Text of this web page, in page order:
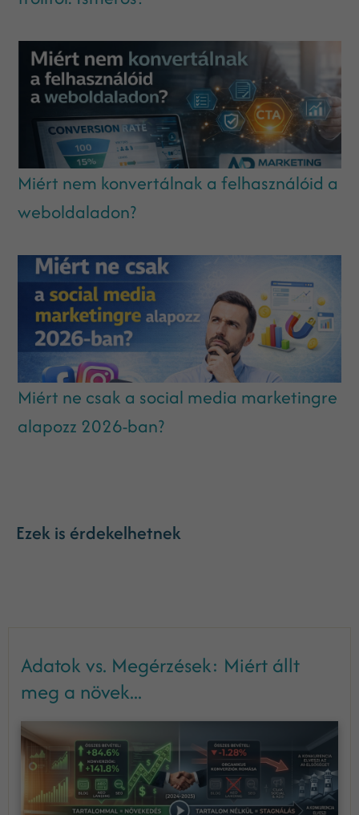
Miért nem konvertálnak a felhasználóid a
weboldaladon?
Miért ne csak a social media marketingre
alapozz 2026-ban?
Ezek is érdekelhetnek
Adatok vs. Megérzések: Miért állt
meg a növek...